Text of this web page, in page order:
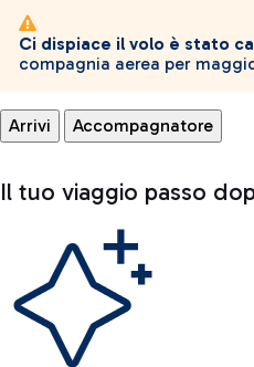
Ci dispiace il volo è stato
compagnia aerea per
Arrivi Accompagnatore
Il tuo viaggio passo